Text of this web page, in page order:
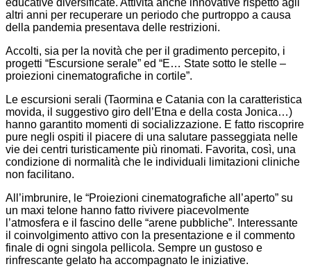
educative diversificate. Attività anche innovative rispetto agli
altri anni per recuperare un periodo che purtroppo a causa
della pandemia presentava delle restrizioni.
Accolti, sia per la novità che per il gradimento percepito, i
progetti “Escursione serale” ed “E… State sotto le stelle –
proiezioni cinematografiche in cortile”.
Le escursioni serali (Taormina e Catania con la caratteristica
movida, il suggestivo giro dell’Etna e della costa Jonica…)
hanno garantito momenti di socializzazione. E fatto riscoprire
pure negli ospiti il piacere di una salutare passeggiata nelle
vie dei centri turisticamente più rinomati. Favorita, così, una
condizione di normalità che le individuali limitazioni cliniche
non facilitano.
All’imbrunire, le “Proiezioni cinematografiche all’aperto” su
un maxi telone hanno fatto rivivere piacevolmente
l’atmosfera e il fascino delle “arene pubbliche”. Interessante
il coinvolgimento attivo con la presentazione e il commento
finale di ogni singola pellicola. Sempre un gustoso e
rinfrescante gelato ha accompagnato le iniziative.